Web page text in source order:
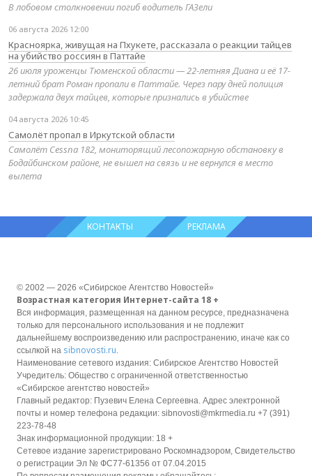
В лобовом столкновении погиб водитель ГАЗели
06 августа 2026 12:00
Красноярка, живущая на Пхукете, рассказала о реакции тайцев
на убийство россиян в Паттайе
26 июля уроженцы Тюменской области — 22-летняя Диана и её 17-
летний брат Роман пропали в Паттайе. Через пару дней полиция
задержала двух тайцев, которые признались в убийстве
04 августа 2026 10:45
Самолёт пропал в Иркутской области
Самолёт Cessna 182, мониторящий лесопожарную обстановку в
Бодайбинском районе, не вышел на связь и не вернулся в место
вылета
КОНТАКТЫ РЕКЛАМА
© 2002 — 2026 «Сибирское Агентство Новостей»
Возрастная категория Интернет-сайта 18 +
Вся информация, размещенная на данном ресурсе, предназначена
только для персонального использования и не подлежит
дальнейшему воспроизведению или распространению, иначе как со
ссылкой на sibnovosti.ru
Наименование сетевого издания: Сибирское Агентство Новостей
Учредитель: Общество с ограниченной ответственностью
«Сибирское агентство новостей»
Главный редактор: Пузевич Елена Сергеевна. Адрес электронной
почты и номер телефона редакции: sibnovosti@mkrmedia.ru +7 (391)
223-78-48
Знак информационной продукции: 18 +
Сетевое издание зарегистрировано Роскомнадзором, Свидетельство
о регистрации Эл № ФС77-61356 от 07.04.2015